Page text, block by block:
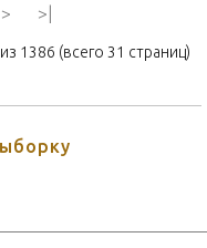
>
>|
1386 (всего 31 страниц)